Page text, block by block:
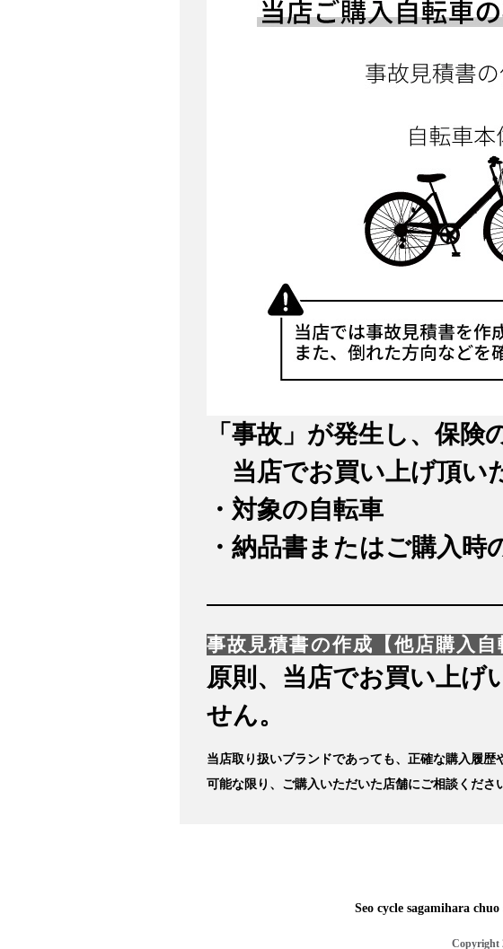
「事故」が発生し、保
当店でお買い上げ頂い
・対象の自転車
・納品書またはご購入時
事故見積書の作成【他店購入自
原則、当店でお買い上げ
せん。
当店取り扱いブランドであっても、正確な購入履歴
可能な限り、ご購入いただいた店舗にご相談くださ
Seo cycle sagamihara
Copyright